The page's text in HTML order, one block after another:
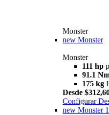
Monster
new Monster
Monster
111 hp
91.1
175 kg
Desde
Configurar
new Monster